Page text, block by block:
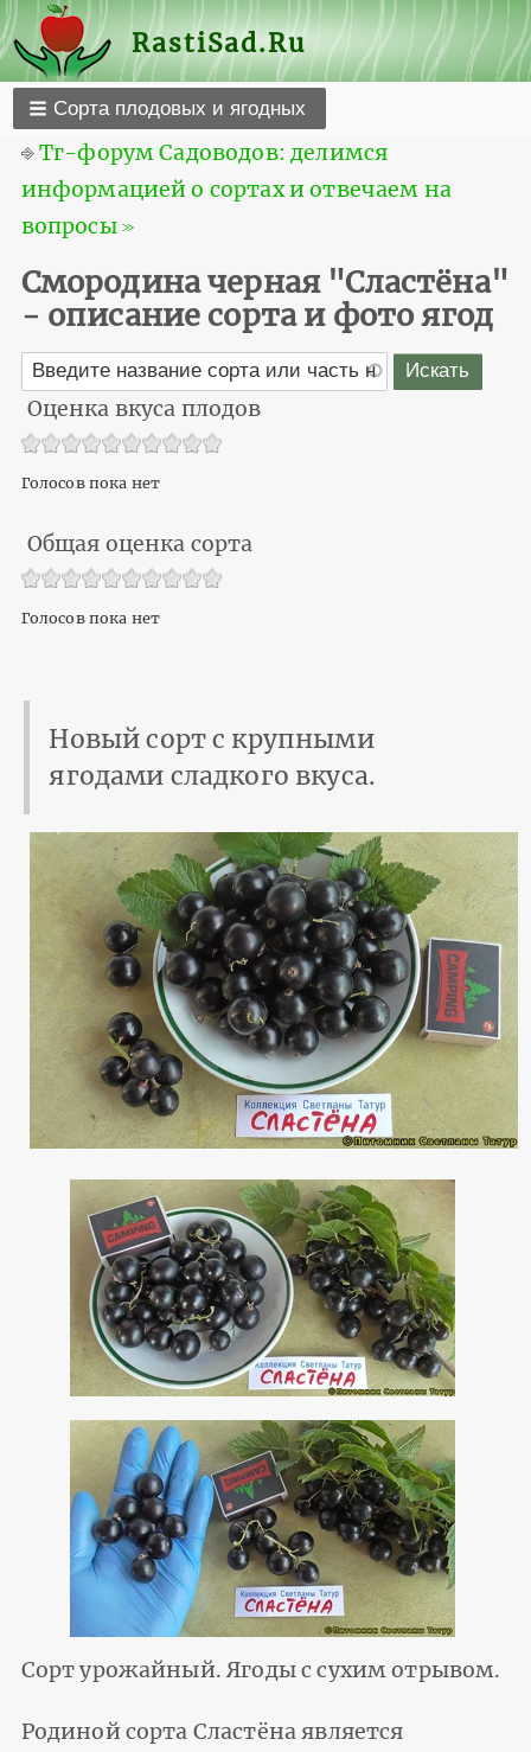
RastiSad.Ru
Сорта плодовых и ягодных
⎆Тг-форум Садоводов: делимся
информацией о сортах и отвечаем на
вопросы ≫
Смородина черная "Сластёна"
- описание сорта и фото ягод
Оценка вкуса плодов
Голосов пока нет
Общая оценка сорта
Голосов пока нет
Новый сорт с крупными
ягодами сладкого вкуса.
Сорт урожайный. Ягоды с сухим отрывом.
Родиной сорта Сластёна является